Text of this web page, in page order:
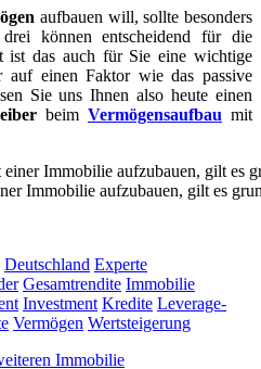
aufbauen will, sollte besonders
können entscheidend für die
ist das auch für Sie eine wichtige
auf einen Faktor wie das passive
Sie uns Ihnen also heute einen
beim Vermögensaufbau mit
Immobilie aufzubauen, gilt es
Deutschland Experte
Gesamtrendite Immobilie
Investment Kredite Leverage-
Vermögen Wertsteigerung